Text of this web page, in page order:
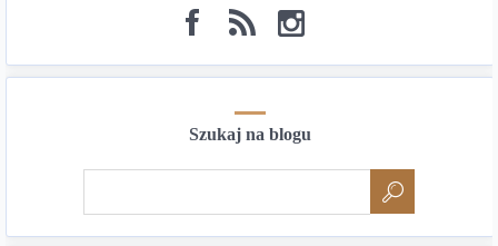
Szukaj na blogu